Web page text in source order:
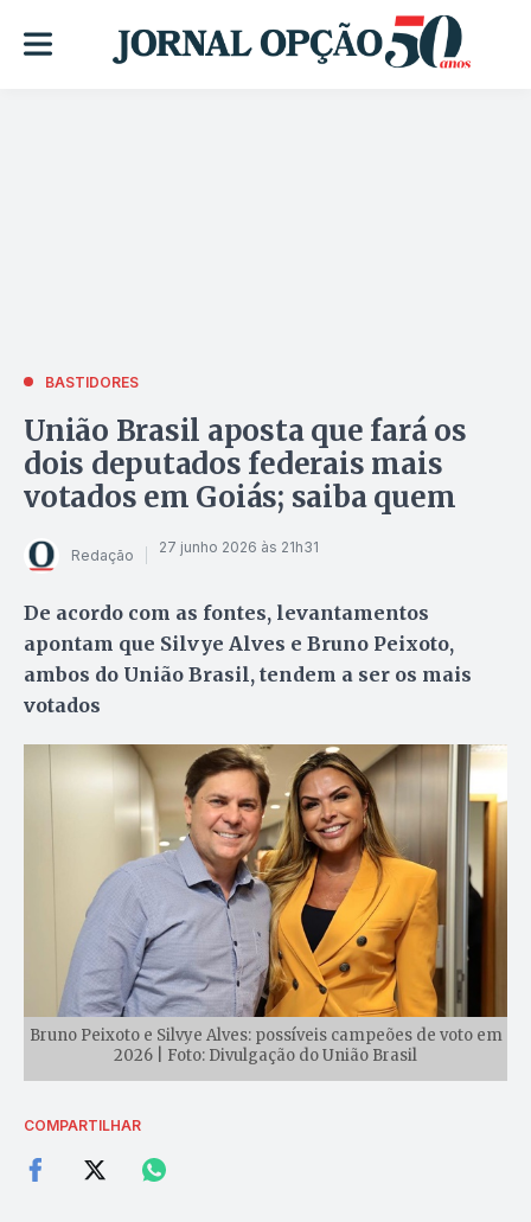
BASTIDORES
União Brasil aposta que fará os
dois deputados federais mais
votados em Goiás; saiba quem
Redação 27 junho 2026 às 21h31
De acordo com as fontes, levantamentos
apontam que Silvye Alves e Bruno Peixoto,
ambos do União Brasil, tendem a ser os mais
votados
Bruno Peixoto e Silvye Alves: possíveis campeões de voto em
2026 | Foto: Divulgação do União Brasil
COMPARTILHAR